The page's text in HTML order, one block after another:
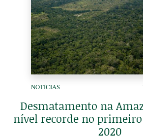
NOTÍCIAS
Desmatamento na
nível recorde no
2020